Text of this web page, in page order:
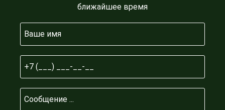
ближайшее время